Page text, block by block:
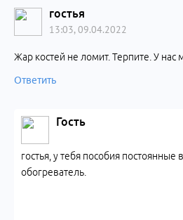
гостья
13:03, 09.04.2022
Жар костей не ломит. Терпите. У нас
Ответить
Гость
гостья, у тебя пособия постоянные
обогреватель.